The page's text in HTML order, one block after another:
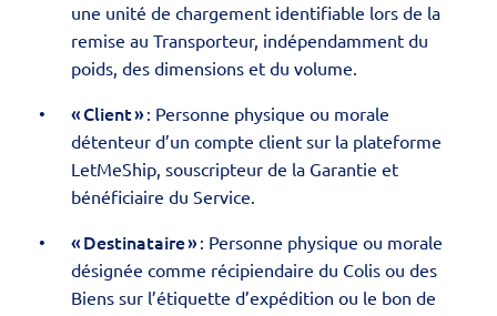
une unité de chargement identifiable lors de la
remise au Transporteur, indépendamment du
poids, des dimensions et du volume.
« Client »: Personne physique ou morale
détenteur d’un compte client sur la plateforme
LetMeShip, souscripteur de la Garantie et
bénéficiaire du Service.
« Destinataire »: Personne physique ou morale
désignée comme récipiendaire du Colis ou des
Biens sur l’étiquette d’expédition ou le bon de